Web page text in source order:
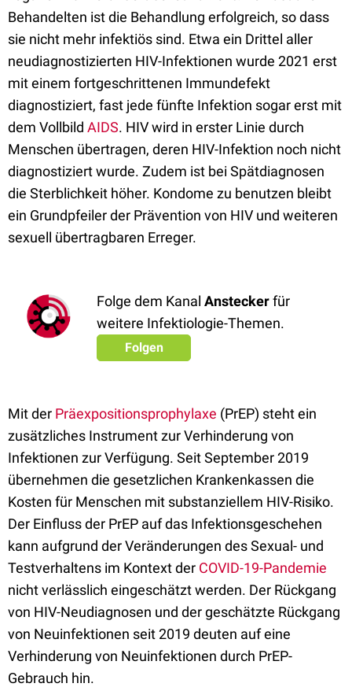
Behandelten ist die Behandlung erfolgreich, so dass
sie nicht mehr infektiös sind. Etwa ein Drittel aller
neudiagnostizierten HIV-Infektionen wurde 2021 erst
mit einem fortgeschrittenen Immundefekt
diagnostiziert, fast jede fünfte Infektion sogar erst mit
dem Vollbild AIDS. HIV wird in erster Linie durch
Menschen übertragen, deren HIV-Infektion noch nicht
diagnostiziert wurde. Zudem ist bei Spätdiagnosen
die Sterblichkeit höher. Kondome zu benutzen bleibt
ein Grundpfeiler der Prävention von HIV und weiteren
sexuell übertragbaren Erreger.
Folge dem Kanal Ansteckerfür
weitere Infektiologie-Themen.
Folgen
Mit der Präexpositionsprophylaxe (PrEP) steht ein
zusätzliches Instrument zur Verhinderung von
Infektionen zur Verfügung. Seit September 2019
übernehmen die gesetzlichen Krankenkassen die
Kosten für Menschen mit substanziellem HIV-Risiko.
Der Einfluss der PrEP auf das Infektionsgeschehen
kann aufgrund der Veränderungen des Sexual- und
Testverhaltens im Kontext der COVID-19-Pandemie
nicht verlässlich eingeschätzt werden. Der Rückgang
von HIV-Neudiagnosen und der geschätzte Rückgang
von Neuinfektionen seit 2019 deuten auf eine
Verhinderung von Neuinfektionen durch PrEP-
Gebrauch hin.